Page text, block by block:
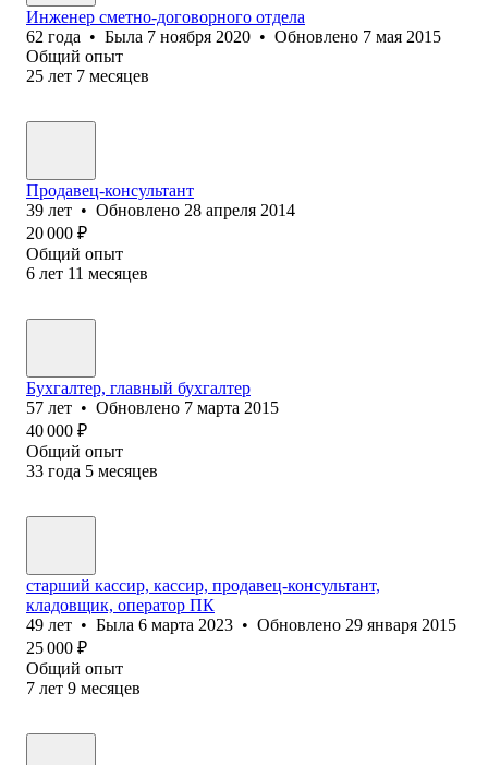
Инженер сметно-договорного отдела
62 года • Была 7 ноября 2020 • Обновлено 7 мая 2015
Общий опыт
25 лет 7 месяцев
Продавец-консультант
39 лет • Обновлено 28 апреля 2014
20 000 ₽
Общий опыт
6 лет 11 месяцев
Бухгалтер, главный бухгалтер
57 лет • Обновлено 7 марта 2015
40 000 ₽
Общий опыт
33 года 5 месяцев
старший кассир, кассир, продавец-консультант,
кладовщик, оператор ПК
49 лет • Была 6 марта 2023 • Обновлено 29 января 2015
25 000 ₽
Общий опыт
7 лет 9 месяцев